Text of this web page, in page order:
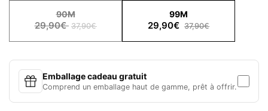
Ingrédients :
965716 03 - INGREDIENTS: AQUA / WATER / EAU - PROPYLENE
FLUORPHLOGOPITE - OCTYLDODECYL STEAROYL STEARATE -
DIMETHICONE - ALUMINUM CALCIUM SODIUM SILICATE - BORON
NITRIDE - LAUROYL LYSINE - CALCIUM SODIUM BOROSILICATE -
CALCIUM ALUMINUM BOROSILICATE - CI 77891 / TITANIUM
90M
29,90€ 37,90€
99M
29,90€ 37,90€
Emballage cadeau gratuit
Comprend un emballage haut de gamme, prêt à offrir.